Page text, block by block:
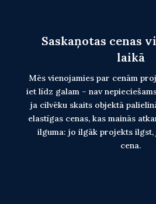
Saskaņotas cenas
laikā
Mēs vienojamies par cenām
iet līdz galam – nav
ja cilvēku skaits objektā
elastīgas cenas, kas mainās
ilguma: jo ilgāk projekts ilgst,
cena.